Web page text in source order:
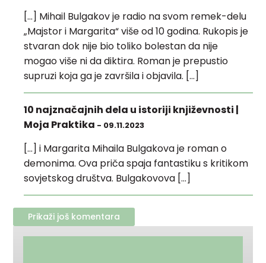
[…] Mihail Bulgakov je radio na svom remek-delu
„Majstor i Margarita“ više od 10 godina. Rukopis je
stvaran dok nije bio toliko bolestan da nije
mogao više ni da diktira. Roman je prepustio
supruzi koja ga je završila i objavila. […]
10 najznačajnih dela u istoriji književnosti |
Moja Praktika - 09.11.2023
[…] i Margarita Mihaila Bulgakova je roman o
demonima. Ova priča spaja fantastiku s kritikom
sovjetskog društva. Bulgakovova […]
Prikaži još komentara